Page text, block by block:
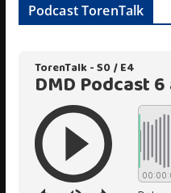
Podcast TorenTalk